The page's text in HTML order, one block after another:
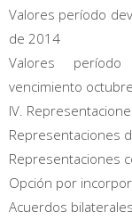
Valores período
de 2014
Valores
vencimiento
IV.
Representaciones
Representaciones
Opción por
Acuerdos